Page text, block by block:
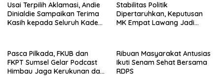
Usai Terpilih Aklamasi, Andie
Dinialdie Sampaikan Terima
Kasih kepada Seluruh Kader
Stabilitas Politik
Dipertaruhkan, Keputusan
MK Empat Lawang Jadi
Pasca Pilkada, FKUB dan
FKPT Sumsel Gelar Podcast
Himbau Jaga Kerukunan dan
Ribuan Masyarakat Antusias
Ikuti Senam Sehat Bersama
RDPS